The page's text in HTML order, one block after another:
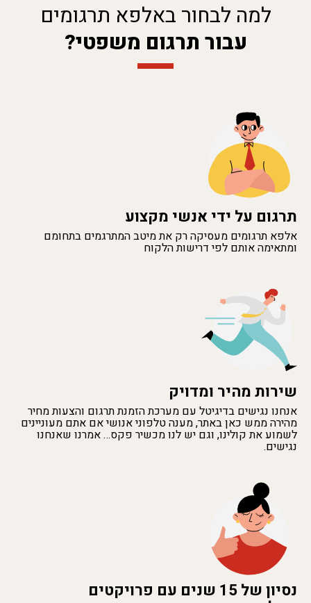
למה לבחור באלפא תרגומים
עבור תרגום משפטי?
תרגום על ידי אנשי מקצוע
אלפא תרגומים מעסיקה רק את מיטב המתרגמים בתחומם
ומתאימה אותם לפי דרישות הלקוח
שירות מהיר ומדויק
אנחנו נגישים בדיגיטל עם מערכת הזמנת תרגום והצעות מחיר
מהירה ממש כאן באתר, מענה טלפוני אנושי אם אתם מעוניינים
לשמוע את קולינו, וגם יש לנו מכשיר פקס… אמרנו שאנחנו
נגישים.
נסיון של 15 שנים עם פרויקטים